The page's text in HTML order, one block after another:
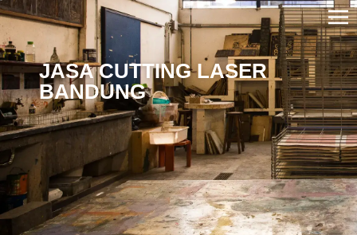
JASA CUTTING LASER
BANDUNG